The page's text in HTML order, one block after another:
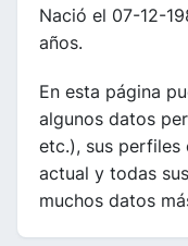
Nació el 07-12-
años.
En esta página
algunos datos
etc.), sus perfiles
actual y todas
muchos datos